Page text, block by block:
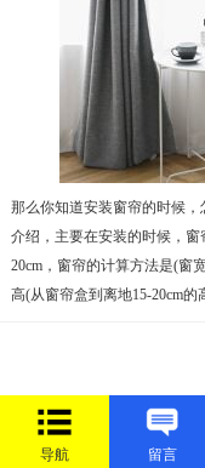
那么你知道安装窗帘的时候
介绍，主要在安装的时候，
20cm，窗帘的计算方法是(窗
高(从窗帘盒到离地15-20cm的
导航 留言